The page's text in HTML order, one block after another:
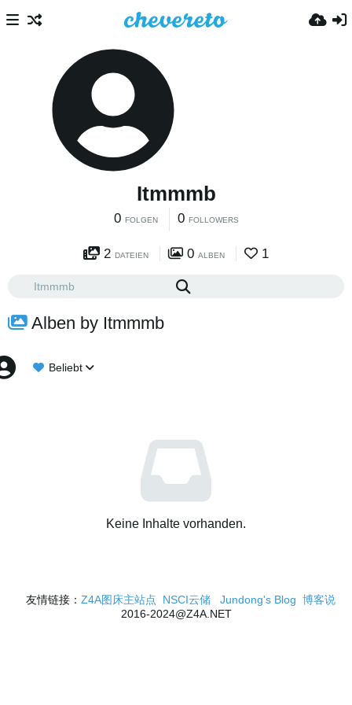
Itmmmb
0 FOLGEN 0 FOLLOWERS
2 DATEIEN 0 ALBEN 1
Alben by Itmmmb
Beliebt
Keine Inhalte vorhanden.
友情链接： Z4A图床主站点 NSCI云储 Jundong's Blog 博客说
2016-2024@Z4A.NET